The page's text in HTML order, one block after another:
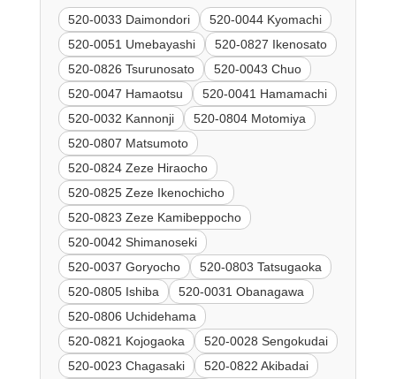
520-0033 Daimondori
520-0044 Kyomachi
520-0051 Umebayashi
520-0827 Ikenosato
520-0826 Tsurunosato
520-0043 Chuo
520-0047 Hamaotsu
520-0041 Hamamachi
520-0032 Kannonji
520-0804 Motomiya
520-0807 Matsumoto
520-0824 Zeze Hiraocho
520-0825 Zeze Ikenochicho
520-0823 Zeze Kamibeppocho
520-0042 Shimanoseki
520-0037 Goryocho
520-0803 Tatsugaoka
520-0805 Ishiba
520-0031 Obanagawa
520-0806 Uchidehama
520-0821 Kojogaoka
520-0028 Sengokudai
520-0023 Chagasaki
520-0822 Akibadai